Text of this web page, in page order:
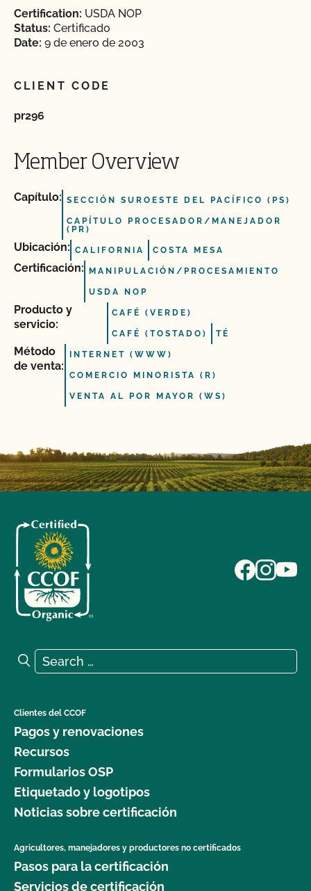
Certification: USDA NOP
Status: Certificado
Date: 9 de enero de 2003
CLIENT CODE
pr296
Member Overview
Capítulo: SECCIÓN SUROESTE DEL PACÍFICO (PS)
CAPÍTULO PROCESADOR/MANEJADOR
(PR)
Ubicación: CALIFORNIA COSTA MESA
Certificación: MANIPULACIÓN/PROCESAMIENTO
USDA NOP
Producto y
servicio:
CAFÉ (VERDE)
CAFÉ (TOSTADO) TÉ
Método
de venta:
INTERNET (WWW)
COMERCIO MINORISTA (R)
VENTA AL POR MAYOR (WS)
Search for:
Search
Clientes del CCOF
Pagos y renovaciones
Recursos
Formularios OSP
Etiquetado y logotipos
Noticias sobre certificación
Agricultores, manejadores y productores no certificados
Pasos para la certificación
Servicios de certificación